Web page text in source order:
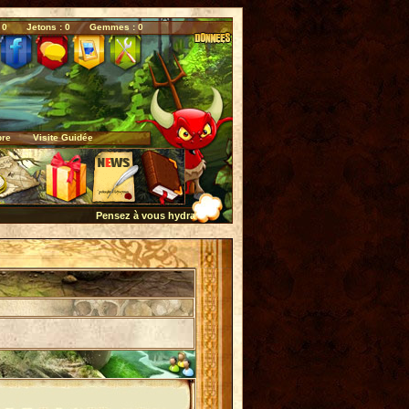
0 Jetons : 0 Gemmes : 0
Visite Guidée
Pensez à vous hydrater quotidiennement...